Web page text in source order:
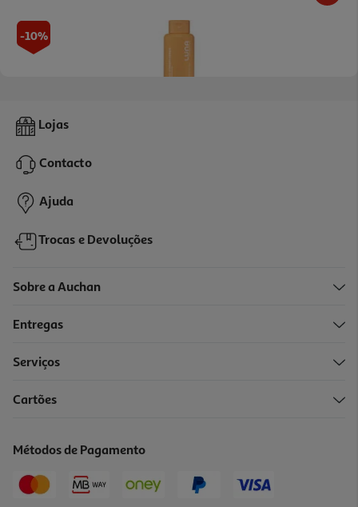
-10%
Condicionador Luna Suavização 300ml
Price reduced from
16,00 €to
14,40 €
Lojas
Contacto
Ajuda
Trocas e Devoluções
Sobre a Auchan
Entregas
Serviços
Cartões
Métodos de Pagamento